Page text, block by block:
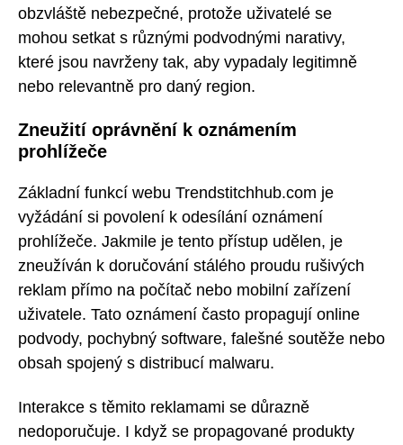
obzvláště nebezpečné, protože uživatelé se
mohou setkat s různými podvodnými narativy,
které jsou navrženy tak, aby vypadaly legitimně
nebo relevantně pro daný region.
Zneužití oprávnění k oznámením
prohlížeče
Základní funkcí webu Trendstitchhub.com je
vyžádání si povolení k odesílání oznámení
prohlížeče. Jakmile je tento přístup udělen, je
zneužíván k doručování stálého proudu rušivých
reklam přímo na počítač nebo mobilní zařízení
uživatele. Tato oznámení často propagují online
podvody, pochybný software, falešné soutěže nebo
obsah spojený s distribucí malwaru.
Interakce s těmito reklamami se důrazně
nedoporučuje. I když se propagované produkty